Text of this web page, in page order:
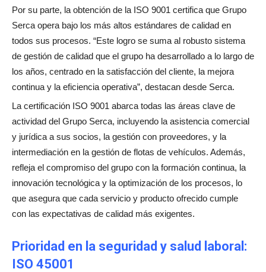
Por su parte, la obtención de la ISO 9001 certifica que Grupo
Serca opera bajo los más altos estándares de calidad en
todos sus procesos. “Este logro se suma al robusto sistema
de gestión de calidad que el grupo ha desarrollado a lo largo de
los años, centrado en la satisfacción del cliente, la mejora
continua y la eficiencia operativa”, destacan desde Serca.
La certificación ISO 9001 abarca todas las áreas clave de
actividad del Grupo Serca, incluyendo la asistencia comercial
y jurídica a sus socios, la gestión con proveedores, y la
intermediación en la gestión de flotas de vehículos. Además,
refleja el compromiso del grupo con la formación continua, la
innovación tecnológica y la optimización de los procesos, lo
que asegura que cada servicio y producto ofrecido cumple
con las expectativas de calidad más exigentes.
Prioridad en la seguridad y salud laboral:
ISO 45001